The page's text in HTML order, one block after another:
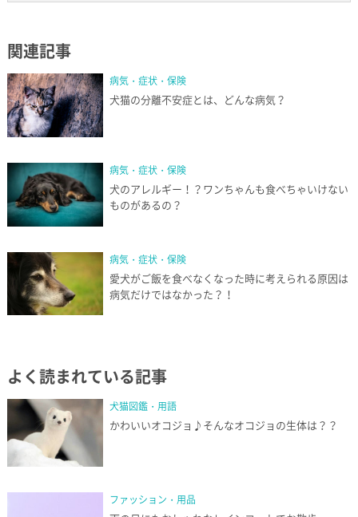
関連記事
病気・症状・保険
犬猫の分離不安症とは、どんな病気？
病気・症状・保険
犬のアレルギー！？ワンちゃんも食べちゃいけない
ものがあるの？
病気・症状・保険
愛犬がご飯を食べなくなった時に考えられる原因は
病気だけではなかった？！
よく読まれている記事
犬猫図鑑・用語
かわいいオコジョ♪そんなオコジョの生体は？？
ファッション・用品